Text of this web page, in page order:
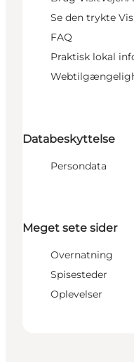
Se den trykte
FAQ
Praktisk lokal
Databeskyttelse
Persondata
Meget sete sider
Overnatning
Spisesteder
Oplevelser